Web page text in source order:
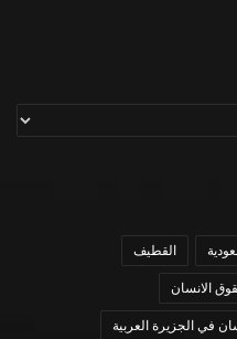
القطيف
الانسان
في الجزيرة العربية